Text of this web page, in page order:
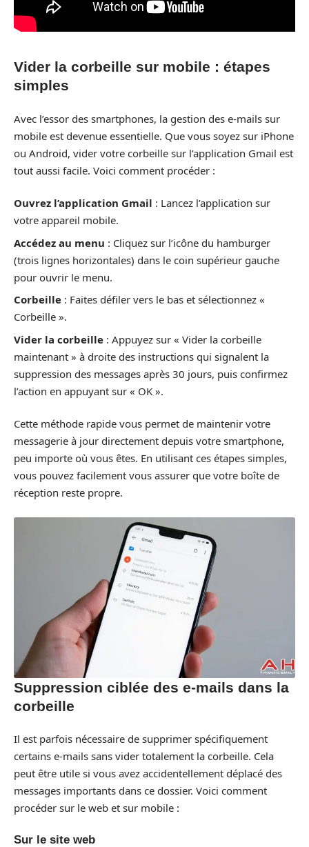
Vider la corbeille sur mobile : étapes
simples
Avec l’essor des smartphones, la gestion des e-mails sur
mobile est devenue essentielle. Que vous soyez sur iPhone
ou Android, vider votre corbeille sur l’application Gmail est
tout aussi facile. Voici comment procéder :
Ouvrez l’application Gmail : Lancez l’application sur
votre appareil mobile.
Accédez au menu : Cliquez sur l’icône du hamburger
(trois lignes horizontales) dans le coin supérieur gauche
pour ouvrir le menu.
Corbeille : Faites défiler vers le bas et sélectionnez «
Corbeille ».
Vider la corbeille : Appuyez sur « Vider la corbeille
maintenant » à droite des instructions qui signalent la
suppression des messages après 30 jours, puis confirmez
l’action en appuyant sur « OK ».
Cette méthode rapide vous permet de maintenir votre
messagerie à jour directement depuis votre smartphone,
peu importe où vous êtes. En utilisant ces étapes simples,
vous pouvez facilement vous assurer que votre boîte de
réception reste propre.
Suppression ciblée des e-mails dans la
corbeille
Il est parfois nécessaire de supprimer spécifiquement
certains e-mails sans vider totalement la corbeille. Cela
peut être utile si vous avez accidentellement déplacé des
messages importants dans ce dossier. Voici comment
procéder sur le web et sur mobile :
Sur le site web